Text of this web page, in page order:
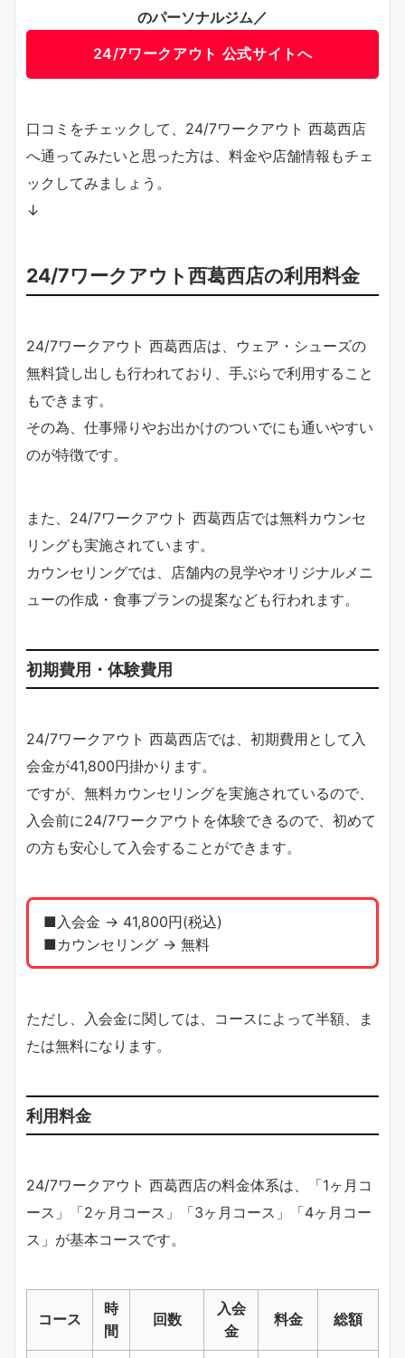
のパーソナルジム／
24/7ワークアウト 公式サイトへ
口コミをチェックして、24/7ワークアウト 西葛西店
へ通ってみたいと思った方は、料金や店舗情報もチェ
ックしてみましょう。
↓
24/7ワークアウト西葛西店の利用料金
24/7ワークアウト 西葛西店は、ウェア・シューズの
無料貸し出しも行われており、手ぶらで利用すること
もできます。
その為、仕事帰りやお出かけのついでにも通いやすい
のが特徴です。
また、24/7ワークアウト 西葛西店では無料カウンセ
リングも実施されています。
カウンセリングでは、店舗内の見学やオリジナルメニ
ューの作成・食事プランの提案なども行われます。
初期費用・体験費用
24/7ワークアウト 西葛西店では、初期費用として入
会金が41,800円掛かります。
ですが、無料カウンセリングを実施されているので、
入会前に24/7ワークアウトを体験できるので、初めて
の方も安心して入会することができます。
■入会金 → 41,800円(税込)
■カウンセリング → 無料
ただし、入会金に関しては、コースによって半額、ま
たは無料になります。
利用料金
24/7ワークアウト 西葛西店の料金体系は、「1ヶ月コ
ース」「2ヶ月コース」「3ヶ月コース」「4ヶ月コー
ス」が基本コースです。
コース
時
間
回数
入会
金
料金 総額